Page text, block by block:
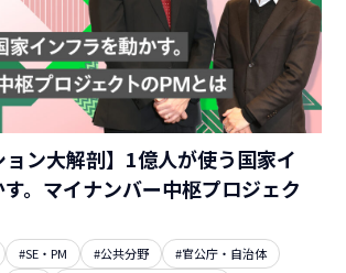
ョン大解剖】1億人が使う国家イ
。マイナンバー中枢プロジェク
#SE・PM #公共分野
#官公庁・自治体